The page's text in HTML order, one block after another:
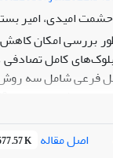
امیدی، امیر
دوره مربوط به رقم
اصل مقاله K